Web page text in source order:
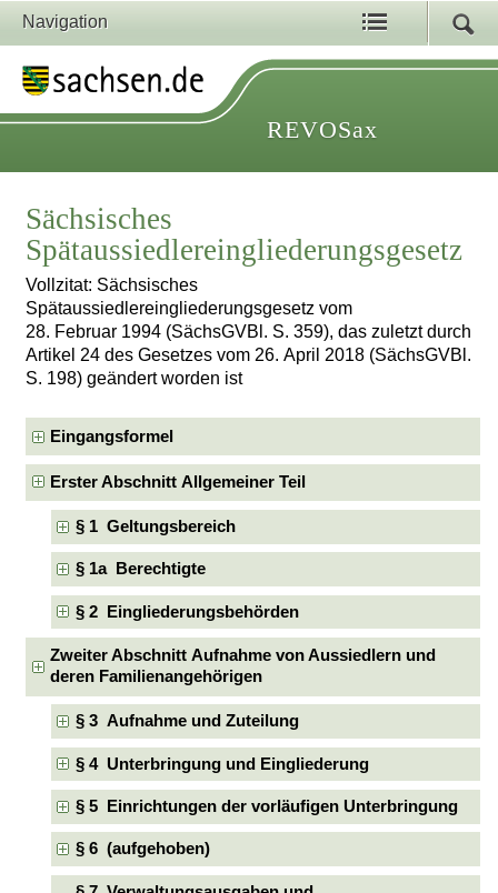
Navigation
REVOSax
Sächsisches
Spätaussiedlereingliederungsgesetz
Vollzitat: Sächsisches
Spätaussiedlereingliederungsgesetz vom
28. Februar 1994 (SächsGVBl. S. 359), das zuletzt durch
Artikel 24 des Gesetzes vom 26. April 2018 (SächsGVBl.
S. 198) geändert worden ist
Eingangsformel
Erster Abschnitt Allgemeiner Teil
§ 1 Geltungsbereich
§ 1a Berechtigte
§ 2 Eingliederungsbehörden
Zweiter Abschnitt Aufnahme von Aussiedlern und
deren Familienangehörigen
§ 3 Aufnahme und Zuteilung
§ 4 Unterbringung und Eingliederung
§ 5 Einrichtungen der vorläufigen Unterbringung
§ 6 (aufgehoben)